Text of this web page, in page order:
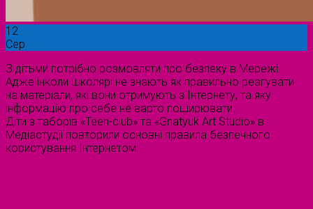
12
Сер
З дітьми потрібно розмовляти про безпеку в Мережі.
Адже інколи школярі не знають як правильно реагувати
на матеріали, які вони отримують з Інтернету, та яку
інформацію про себе не варто поширювати.
Діти з таборів «Teen-club» та «Gnatyuk Art Studio» в
Медіастудії повторили основні правила безпечного
користування Інтернетом.